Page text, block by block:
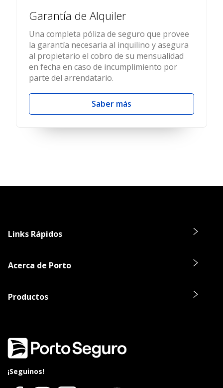
Garantía de Alquiler
Una completa póliza de seguro que provee
la garantía necesaria al inquilino y asegura
al propietario el cobro de su mensualidad
en fecha en caso de incumplimiento por
parte del arrendatario.
Saber más
Links Rápidos
Acerca de Porto
Productos
¡Seguinos!